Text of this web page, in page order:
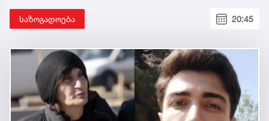
საზოგადოება 20:45